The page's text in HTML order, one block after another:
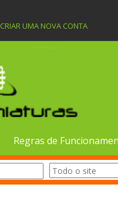
CRIAR UMA NOVA CONTA
Regras de